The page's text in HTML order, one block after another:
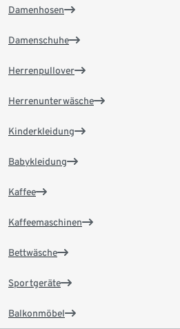
Damenhosen
Damenschuhe
Herrenpullover
Herrenunterwäsche
Kinderkleidung
Babykleidung
Kaffee
Kaffeemaschinen
Bettwäsche
Sportgeräte
Balkonmöbel